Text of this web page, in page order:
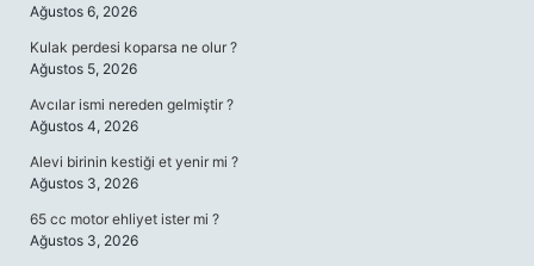
Ağustos 6, 2026
Kulak perdesi koparsa ne olur ?
Ağustos 5, 2026
Avcılar ismi nereden gelmiştir ?
Ağustos 4, 2026
Alevi birinin kestiği et yenir mi ?
Ağustos 3, 2026
65 cc motor ehliyet ister mi ?
Ağustos 3, 2026